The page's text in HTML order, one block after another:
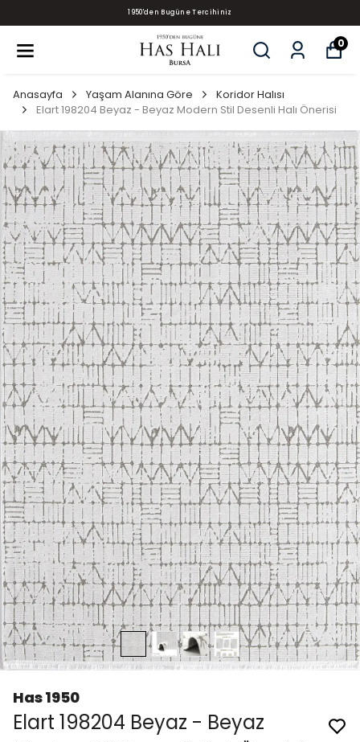
1950'den Bugüne Tercihiniz
0
Anasayfa Yaşam Alanına Göre
Koridor Halısı
Elart 198204 Beyaz - Beyaz Modern Stil Desenli Halı Önerisi
Has 1950
Elart 198204 Beyaz - Beyaz